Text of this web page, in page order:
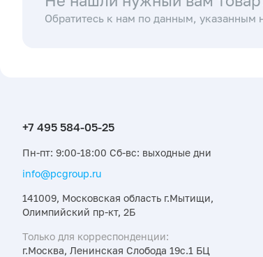
Обратитесь к нам по данным, указанным
Пн-пт: 9:00-18:00 Сб-вс: выходные дни
info@pcgroup.ru
141009, Московская область г.Мытищи,
Олимпийский пр-кт, 2Б
Только для корреспонденции:
г.Москва, Ленинская Слобода 19с.1 БЦ